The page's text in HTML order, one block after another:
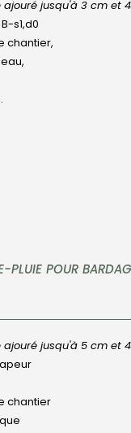
jusqu'à 3 cm et
s1,d0
chantier,
POUR
jusqu'à 5 cm et
chantier